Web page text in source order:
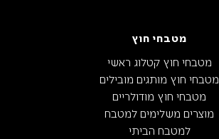
מטבחי חוץ
מטבחי חוץ קטלוג ראשי
מטבחי חוץ מותגים מובילים
מטבחי חוץ מודולריים
מוצרים משלימים למטבח
למטבח הביתי